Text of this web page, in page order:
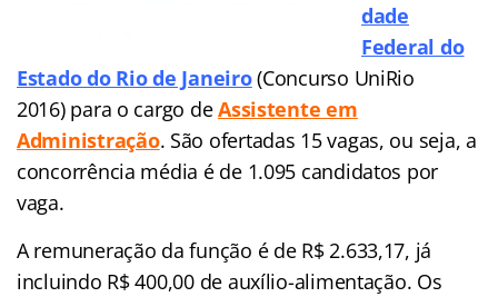
dade
Federal do
Estado do Rio de Janeiro(Concurso UniRio
2016)para o cargo deAssistente em
Administração. São ofertadas 15 vagas, ou seja, a
concorrência média é de 1.095 candidatos por
vaga.
A remuneração da função é de R$ 2.633,17, já
incluindo R$ 400,00 de auxílio-alimentação. Os